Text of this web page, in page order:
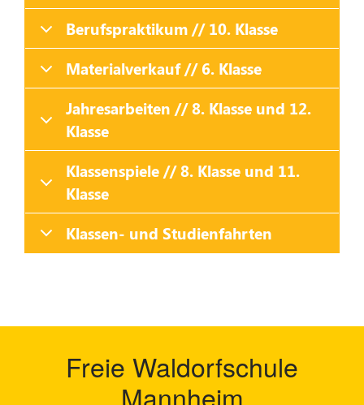
Berufspraktikum // 10. Klasse
Materialverkauf // 6. Klasse
Jahresarbeiten // 8. Klasse und 12.
Klasse
Klassenspiele // 8. Klasse und 11.
Klasse
Klassen- und Studienfahrten
Freie Waldorfschule
Mannheim